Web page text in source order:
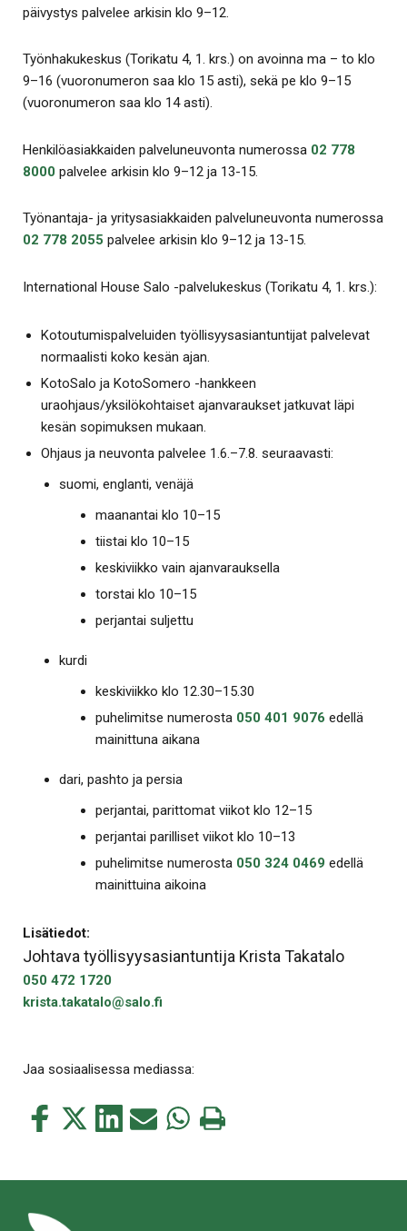
päivystys palvelee arkisin klo 9–12.
Työnhakukeskus (Torikatu 4, 1. krs.) on avoinna ma – to klo
9–16 (vuoronumeron saa klo 15 asti), sekä pe klo 9–15
(vuoronumeron saa klo 14 asti).
Henkilöasiakkaiden palveluneuvonta numerossa 02 778
8000 palvelee arkisin klo 9–12 ja 13-15.
Työnantaja- ja yritysasiakkaiden palveluneuvonta numerossa
02 778 2055 palvelee arkisin klo 9–12 ja 13-15.
International House Salo -palvelukeskus (Torikatu 4, 1. krs.):
Kotoutumispalveluiden työllisyysasiantuntijat palvelevat
normaalisti koko kesän ajan.
KotoSalo ja KotoSomero -hankkeen
uraohjaus/yksilökohtaiset ajanvaraukset jatkuvat läpi
kesän sopimuksen mukaan.
Ohjaus ja neuvonta palvelee 1.6.–7.8. seuraavasti:
suomi, englanti, venäjä
maanantai klo 10–15
tiistai klo 10–15
keskiviikko vain ajanvarauksella
torstai klo 10–15
perjantai suljettu
kurdi
keskiviikko klo 12.30–15.30
puhelimitse numerosta 050 401 9076 edellä
mainittuna aikana
dari, pashto ja persia
perjantai, parittomat viikot klo 12–15
perjantai parilliset viikot klo 10–13
puhelimitse numerosta 050 324 0469 edellä
mainittuina aikoina
Lisätiedot:
Johtava työllisyysasiantuntija Krista Takatalo
050 472 1720
krista.takatalo@salo.fi
Jaa sosiaalisessa mediassa:
Jaa
Jaa
Jaa Jaa Jaa Tulosta